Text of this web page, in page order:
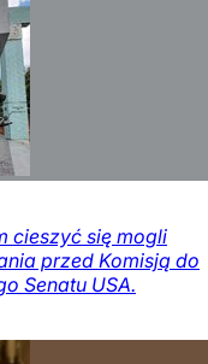
cieszyć się mogli
przed Komisją do
Senatu USA.